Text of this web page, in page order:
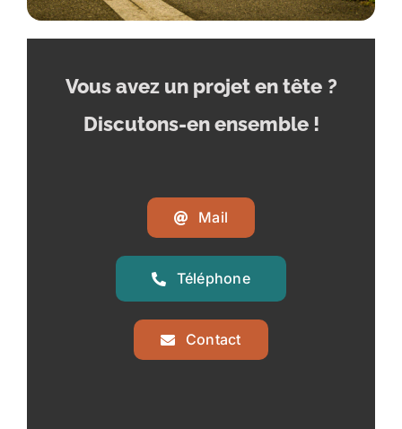
Vous avez un projet en tête ?
Discutons-en ensemble !
Mail
Téléphone
Contact